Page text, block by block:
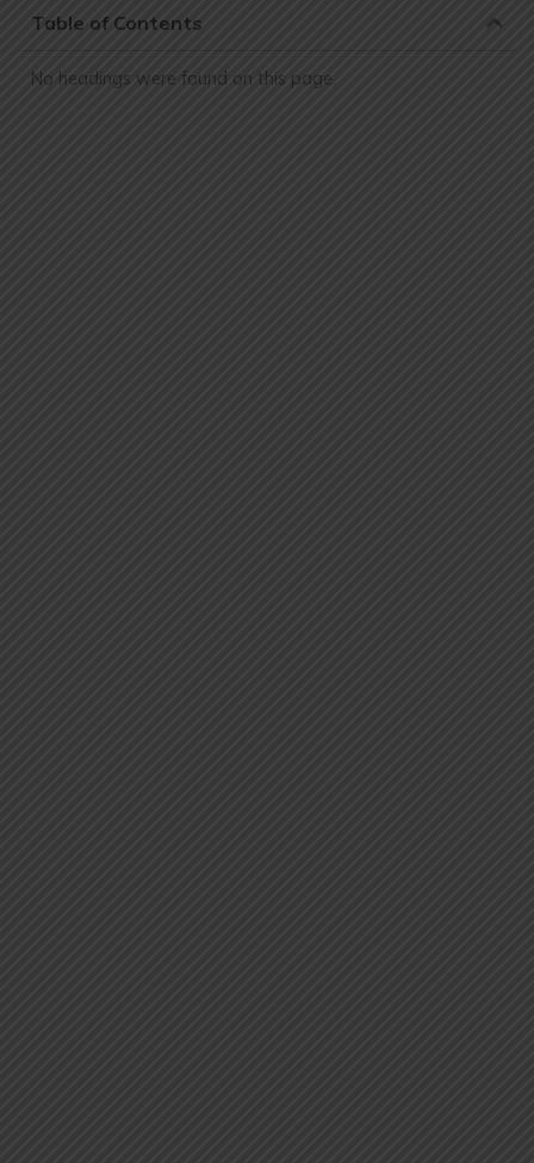
Table of Contents
No headings were found on this page.